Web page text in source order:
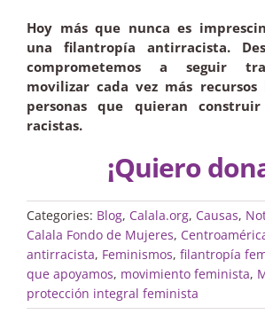
Hoy más que nunca es
una filantropía antirracista.
comprometemos a seguir
movilizar cada vez más recursos
personas que quieran
racistas.
¡Quiero
Categories: Blog, Calala.org, Causas,
Calala Fondo de Mujeres,
antirracista, Feminismos, filantropía
que apoyamos, movimiento feminista,
protección integral feminista